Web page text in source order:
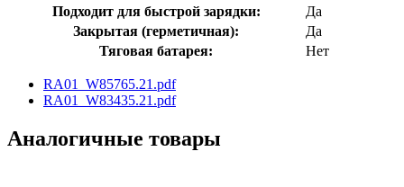
Подходит для быстрой зарядки:
Да
Закрытая (герметичная):
Да
Тяговая батарея:
Нет
RA01_W85765.21.pdf
RA01_W83435.21.pdf
Аналогичные товары